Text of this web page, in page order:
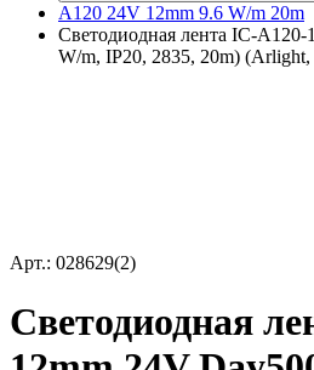
A120 24V 12mm 9.6 W/m 20m
Светодиодная лента IC-
W/m, IP20, 2835, 20m)
Арт.: 028629(2)
Светодиодная